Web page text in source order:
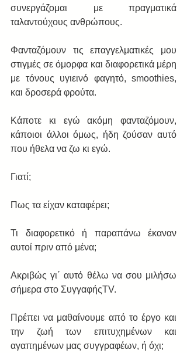
συνεργάζομαι με πραγματικά
ταλαντούχους ανθρώπους.
Φανταζόμουν τις επαγγελματικές μου
στιγμές σε όμορφα και διαφορετικά μέρη
με τόνους υγιεινό φαγητό, smoothies,
και δροσερά φρούτα.
Κάποτε κι εγώ ακόμη φανταζόμουν,
κάποιοι άλλοι όμως, ήδη ζούσαν αυτό
που ήθελα να ζω κι εγώ.
Γιατί;
Πως τα είχαν καταφέρει;
Τι διαφορετικό ή παραπάνω έκαναν
αυτοί πριν από μένα;
Ακριβώς γι΄ αυτό θέλω να σου μιλήσω
σήμερα στο ΣυγγαφήςTV.
Πρέπει να μαθαίνουμε από το έργο και
την ζωή των επιτυχημένων και
αγαπημένων μας συγγραφέων, ή όχι;